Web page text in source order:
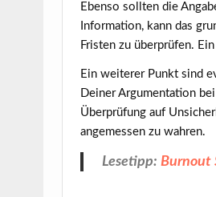
Ebenso sollten die
Information, kann das
Fristen zu überprüfen.
Ein weiterer Punkt sind
Deiner Argumentation
Überprüfung auf
angemessen zu wahren.
Lesetipp: Burnout